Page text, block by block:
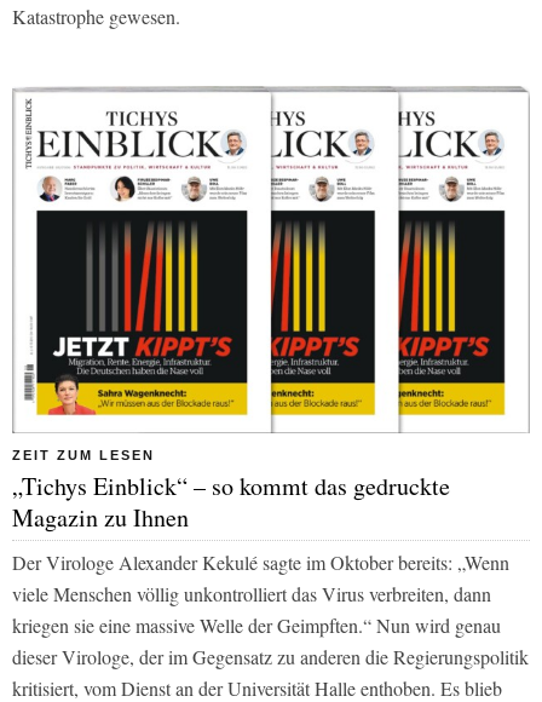
Katastrophe gewesen.
ZEIT ZUM LESEN
„Tichys Einblick“ – so kommt das gedruckte
Magazin zu Ihnen
Der Virologe Alexander Kekulé sagte im Oktober bereits: „Wenn
viele Menschen völlig unkontrolliert das Virus verbreiten, dann
kriegen sie eine massive Welle der Geimpften.“ Nun wird genau
dieser Virologe, der im Gegensatz zu anderen die Regierungspolitik
kritisiert, vom Dienst an der Universität Halle enthoben. Es blieb